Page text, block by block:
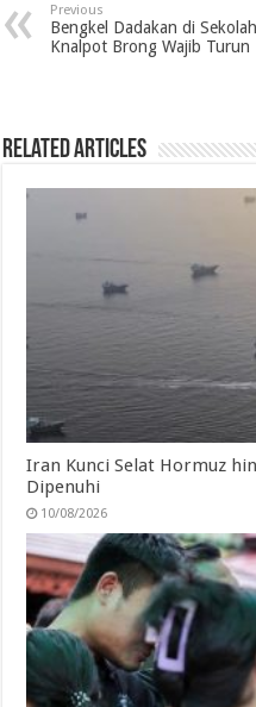
b
o
t
e
e
d
s
A
g
r
Previous
Bengkel Dadakan di
Knalpot Brong Wajib Turun
Related Articles
Iran Kunci Selat Hormuz
Dipenuhi
10/08/2026